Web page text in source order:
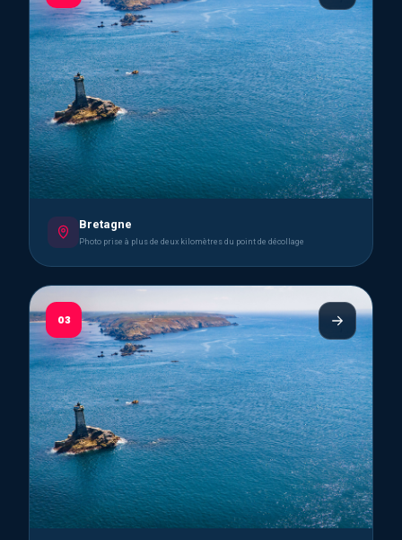
Bretagne
Photo prise à plus de deux kilomètres du point de décollage
03